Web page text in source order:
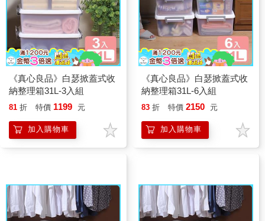
《真心良品》白瑟掀蓋式收
納整理箱31L-3入組
81 折 特價 1199 元
加入購物車
《真心良品》白瑟掀蓋式收
納整理箱31L-6入組
83 折 特價 2150 元
加入購物車